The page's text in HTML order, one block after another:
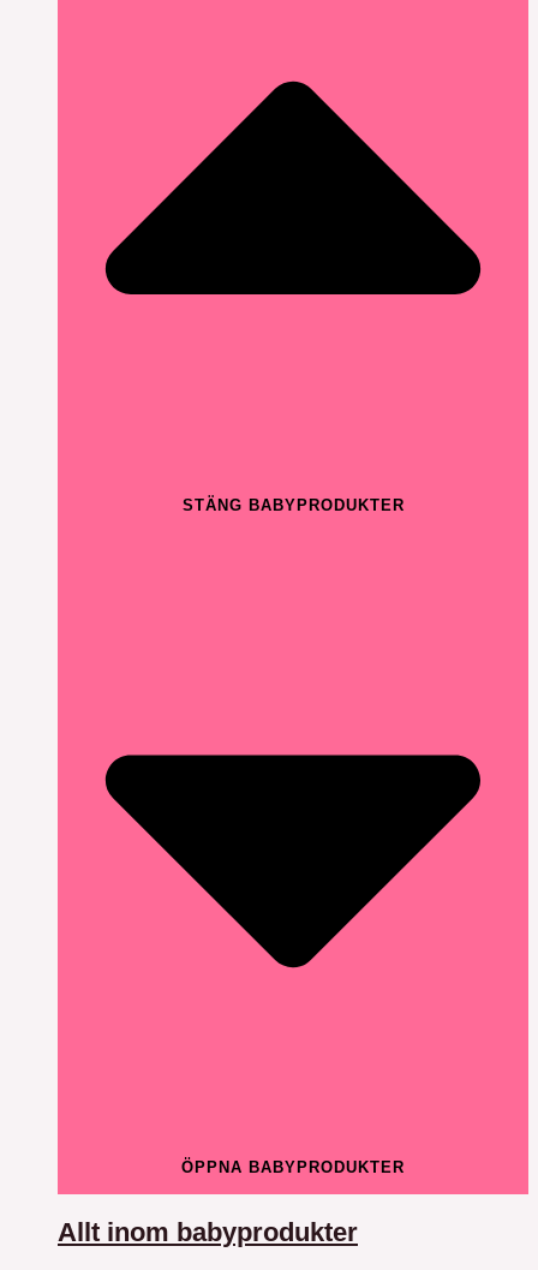
STÄNG BABYPRODUKTER
ÖPPNA BABYPRODUKTER
Allt inom babyprodukter